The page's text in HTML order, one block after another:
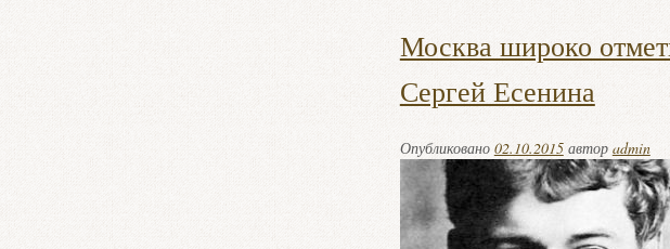
Москва широко
Сергей Есенина
Опубликовано 02.10.2015автор admin